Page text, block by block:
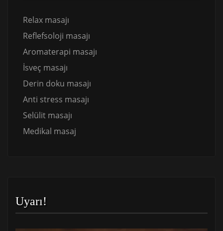
Relax masajı
Reflefsoloji masajı
Aromaterapi masajı
İsveç masajı
Derin doku masajı
Anti stress masajı
Selülit masajı
Medikal masaj
Uyarı!